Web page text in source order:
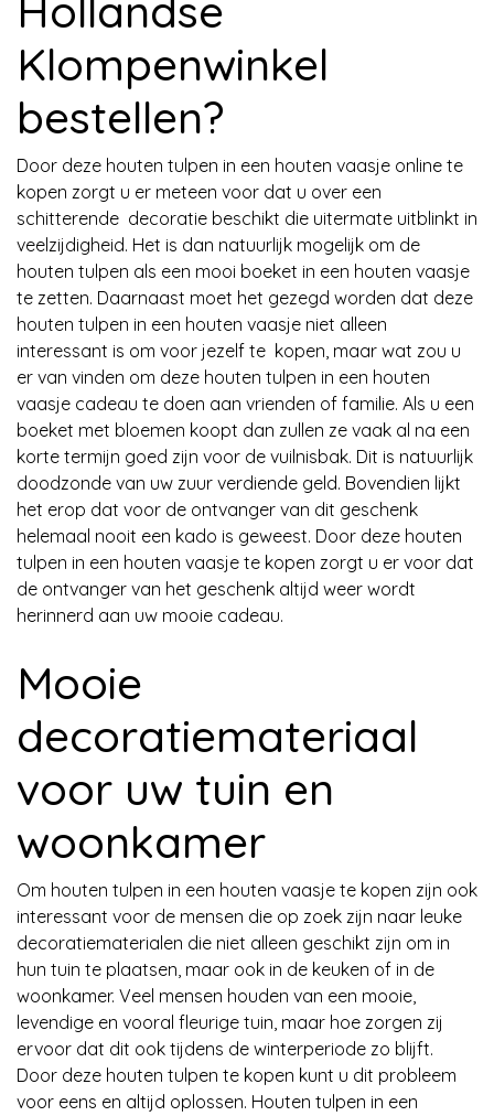
Hollandse
Klompenwinkel
bestellen?
Door deze houten tulpen in een houten vaasje online te
kopen zorgt u er meteen voor dat u over een
schitterende decoratie beschikt die uitermate uitblinkt in
veelzijdigheid. Het is dan natuurlijk mogelijk om de
houten tulpen als een mooi boeket in een houten vaasje
te zetten. Daarnaast moet het gezegd worden dat deze
houten tulpen in een houten vaasje niet alleen
interessant is om voor jezelf te kopen, maar wat zou u
er van vinden om deze houten tulpen in een houten
vaasje cadeau te doen aan vrienden of familie. Als u een
boeket met bloemen koopt dan zullen ze vaak al na een
korte termijn goed zijn voor de vuilnisbak. Dit is natuurlijk
doodzonde van uw zuur verdiende geld. Bovendien lijkt
het erop dat voor de ontvanger van dit geschenk
helemaal nooit een kado is geweest. Door deze houten
tulpen in een houten vaasje te kopen zorgt u er voor dat
de ontvanger van het geschenk altijd weer wordt
herinnerd aan uw mooie cadeau.
Mooie
decoratiemateriaal
voor uw tuin en
woonkamer
Om houten tulpen in een houten vaasje te kopen zijn ook
interessant voor de mensen die op zoek zijn naar leuke
decoratiematerialen die niet alleen geschikt zijn om in
hun tuin te plaatsen, maar ook in de keuken of in de
woonkamer. Veel mensen houden van een mooie,
levendige en vooral fleurige tuin, maar hoe zorgen zij
ervoor dat dit ook tijdens de winterperiode zo blijft.
Door deze houten tulpen te kopen kunt u dit probleem
voor eens en altijd oplossen. Houten tulpen in een